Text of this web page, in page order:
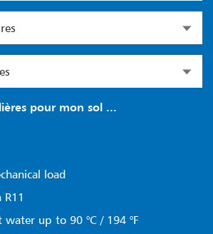
pour mon sol ...
load
up to 90 °C / 194 °F